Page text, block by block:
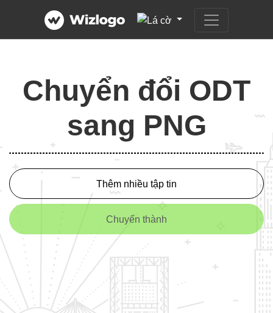
Chuyển đổi ODT
sang PNG
Thêm nhiều tập tin
Chuyển thành